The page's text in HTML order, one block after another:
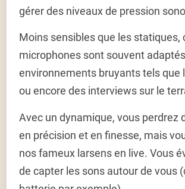
gérer des niveaux de pression
Moins sensibles que les statiques,
microphones sont souvent
environnements bruyants tels que
ou encore des interviews sur le
Avec un dynamique, vous perdrez
en précision et en finesse, mais
nos fameux larsens en live. Vous
de capter les sons autour de vous